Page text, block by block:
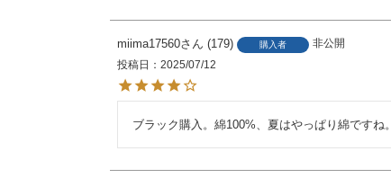
miima17560 179 購入者
非公開
投稿日
2025/07/12
ブラック購入。綿100%、夏はやっぱり綿ですね。